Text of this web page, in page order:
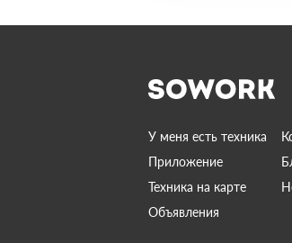
У меня есть техника
Приложение
Техника на карте
Объявления